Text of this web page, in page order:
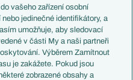
Francie
Itálie
Německo
Španělsko
Argentina
Brazílie
vašeho zařízení osobní
jedinečné identifikátory, a
umožňuje, aby sledovací
v části My a naši partneři
Výběrem Zamítnout
je zakážete. Pokud jsou
zobrazené obsahy a